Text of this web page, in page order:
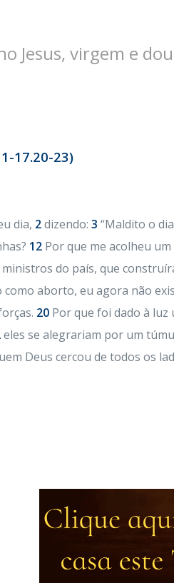
Jesus, virgem e
17.20-23)
dia, 2dizendo: 3 “Maldito o
12 Por que me acolheu
do país, que
aborto, eu agora não
20 Por que foi dado à luz
eles se alegrariam por um
Deus cercou de todos os